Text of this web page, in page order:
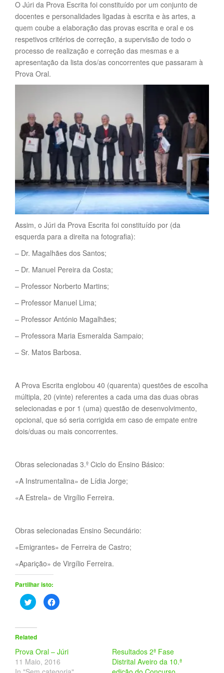
O Júri da Prova Escrita foi constituído por um conjunto de
docentes e personalidades ligadas à escrita e às artes, a
quem coube a elaboração das provas escrita e oral e os
respetivos critérios de correção, a supervisão de todo o
processo de realização e correção das mesmas e a
apresentação da lista dos/as concorrentes que passaram à
Prova Oral.
Assim, o Júri da Prova Escrita foi constituído por (da
esquerda para a direita na fotografia):
– Dr. Magalhães dos Santos;
– Dr. Manuel Pereira da Costa;
– Professor Norberto Martins;
– Professor Manuel Lima;
– Professor António Magalhães;
– Professora Maria Esmeralda Sampaio;
– Sr. Matos Barbosa.
A Prova Escrita englobou 40 (quarenta) questões de escolha
múltipla, 20 (vinte) referentes a cada uma das duas obras
selecionadas e por 1 (uma) questão de desenvolvimento,
opcional, que só seria corrigida em caso de empate entre
dois/duas ou mais concorrentes.
Obras selecionadas 3.º Ciclo do Ensino Básico:
«A Instrumentalina» de Lídia Jorge;
«A Estrela» de Virgílio Ferreira.
Obras selecionadas Ensino Secundário:
«Emigrantes» de Ferreira de Castro;
«Aparição» de Virgílio Ferreira.
Partilhar isto:
C
l
t
o
s
a
r
e
C
l
h
a
r
e
Related
Prova Oral – Júri
11 Maio, 2016
Resultados 2ª Fase
Distrital Aveiro da 10.ª